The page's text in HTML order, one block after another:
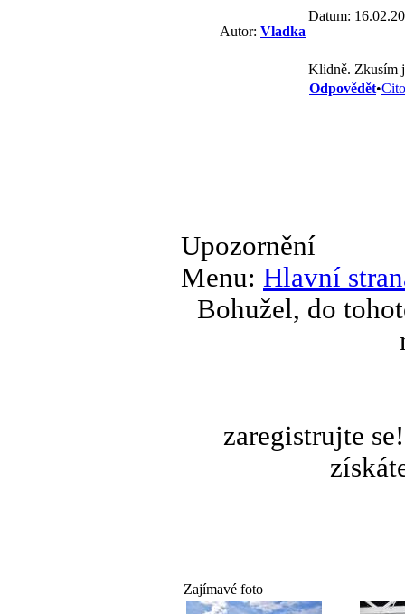
Autor: Vladka
Datum:
Klidně. Zkusím
Odpovědět•
Upozornění
Menu: Hlavní
Bohužel, do
zaregistrujte
Zajímavé foto